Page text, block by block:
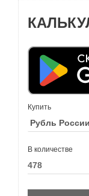
Купить
В количестве